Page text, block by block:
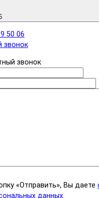
50 06
звонок
звонок
«Отправить», Вы даете
данных.